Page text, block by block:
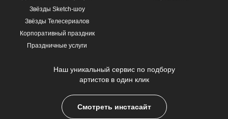
Звёзды Sketch-шоу
Звёзды Телесериалов
Корпоративный праздник
Праздничные услуги
Наш уникальный сервис по подбору
артистов в один клик
Смотреть инстасайт